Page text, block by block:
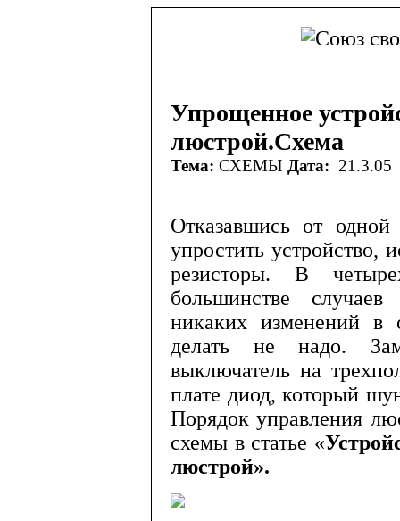
Упрощенное
люстрой.Схема
Тема: СХЕМЫ Дата: 21.3.05
Отказавшись от
упростить устрой­ство,
резисторы. В
большинстве
никаких изменений в
делать не надо.
выключатель на
плате диод, который
Порядок управления
схемы в статье «
люстрой».